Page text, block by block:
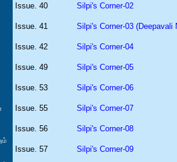
Issue. 40 Silpi's Corner-02
Issue. 41 Silpi's Corner-03 (Deepavali
Issue. 42 Silpi's Corner-04
Issue. 49 Silpi's Corner-05
Issue. 53 Silpi's Corner-06
Issue. 55 Silpi's Corner-07
Issue. 56 Silpi's Corner-08
Issue. 57 Silpi's Corner-09